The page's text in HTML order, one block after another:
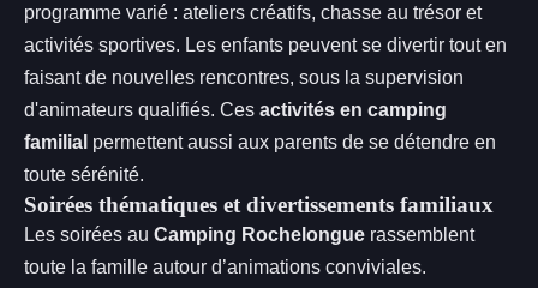
programme varié : ateliers créatifs, chasse au trésor et
activités sportives. Les enfants peuvent se divertir tout en
faisant de nouvelles rencontres, sous la supervision
d'animateurs qualifiés. Ces activités en camping
familial permettent aussi aux parents de se détendre en
toute sérénité.
Soirées thématiques et divertissements familiaux
Les soirées au Camping Rochelongue rassemblent
toute la famille autour d’animations conviviales.